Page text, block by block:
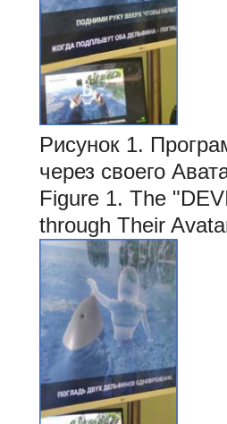
Рисунок 1.
через своего
Figure 1. The
through Their